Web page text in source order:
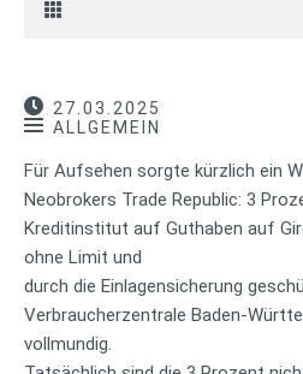
27.03.2025
ALLGEMEIN
Für Aufsehen sorgte kürzlich ein
Neobrokers Trade Republic: 3
Kreditinstitut auf Guthaben auf
ohne Limit und
durch die Einlagensicherung
Verbraucherzentrale Baden-
vollmundig.